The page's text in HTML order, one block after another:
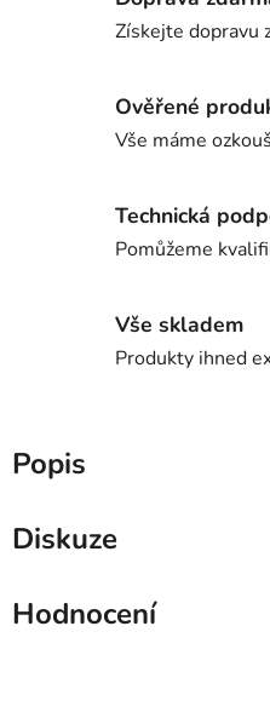
Získejte dopravu
Ověřené
Vše máme
Technická
Pomůžeme
Vše skladem
Produkty ihned
Popis
Diskuze
Hodnocení